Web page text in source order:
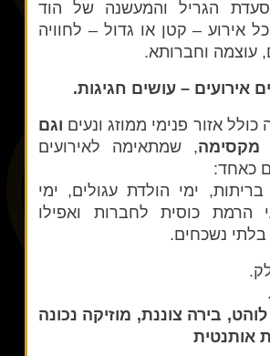
הגריל והמעשנה של הוד
אירוע – קטן או גדול – לחוויה
עוצמה וחברותא.
אירועים – עושים חגיגות.
אזור פנימי ממוזג ונעים וגם
מקסימה, שמתאימה לאירועים
כאחד:
ימי הולדת עגולים, ימי
הרמת כוסית לחברות ואפילו
בלתי נשכחים.
בירה צוננת, מוזיקה נכונה
אותנטית